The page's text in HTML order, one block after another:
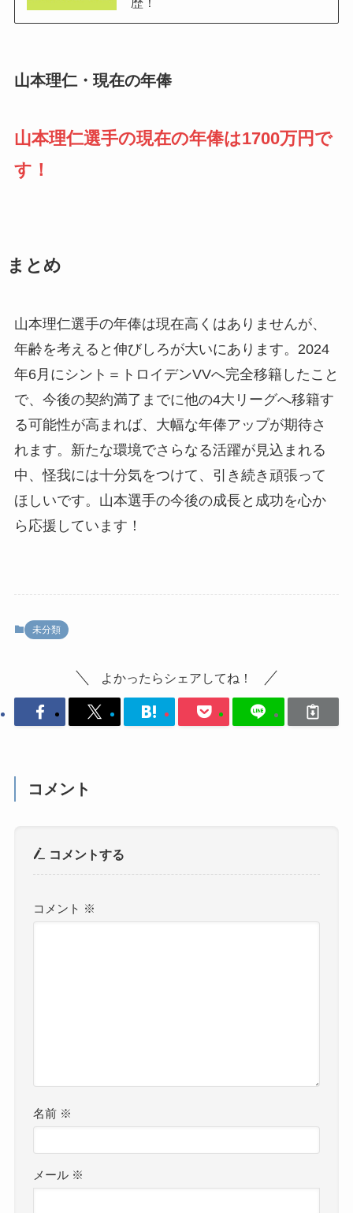
山本理仁・現在の年俸
山本理仁選手の現在の年俸は1700万円 で
す！
まとめ
山本理仁選手の年俸は現在高くはありませんが、
年齢を考えると伸びしろが大いにあります。2024
年6月にシント＝トロイデンVVへ完全移籍したこと
で、今後の契約満了までに他の4大リーグへ移籍す
る可能性が高まれば、大幅な年俸アップが期待さ
れます。新たな環境でさらなる活躍が見込まれる
中、怪我には十分気をつけて、引き続き頑張って
ほしいです。山本選手の今後の成長と成功を心か
ら応援しています！
未分類
よかったらシェアしてね！
コメント
コメントする
コメント ※
名前 ※
メール ※